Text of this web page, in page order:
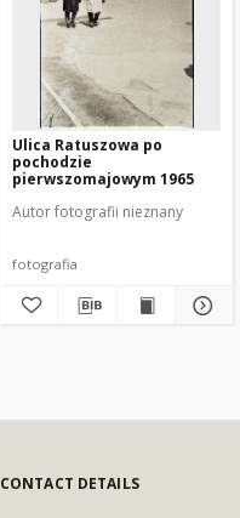
Ulica Ratuszowa po
pochodzie
pierwszomajowym 1965
Autor fotografii nieznany
fotografia
CONTACT DETAILS